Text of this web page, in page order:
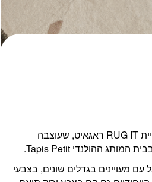
שטיח תומאס שייך לקולקציית RUG IT ראגאיט, שעוצבה
מעויינים בגדלים שונים, בצבעי